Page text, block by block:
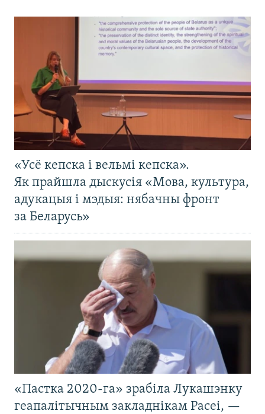
«Усё кепска і вельмі кепска».
Як прайшла дыскусія «Мова, культура,
адукацыя і мэдыя: нябачны фронт
за Беларусь»
«Пастка 2020-га» зрабіла Лукашэнку
геапалітычным закладнікам Расеі, —